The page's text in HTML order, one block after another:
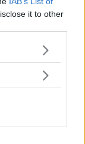
it to other
more Google
may click to
below Google
Vilka